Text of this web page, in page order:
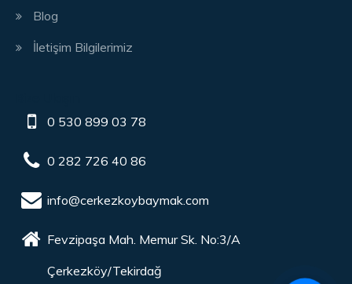
Blog
İletişim Bilgilerimiz
0 530 899 03 78
0 282 726 40 86
info@cerkezkoybaymak.com
Fevzipaşa Mah. Memur Sk. No:3/A
Çerkezköy/Tekirdağ